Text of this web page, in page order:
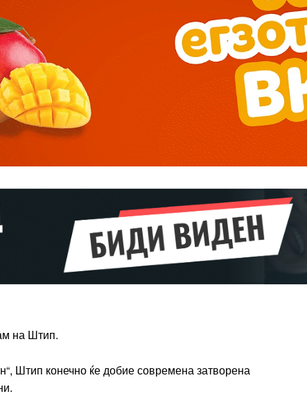
/ forever
Pro
$100 / year placeholder
Full member access:
Etiam est nibh, lobortis sit
Praesent euismod ac
Orci varius natoque dolor
на Штип.
Штип конечно ќе добие современа затворена